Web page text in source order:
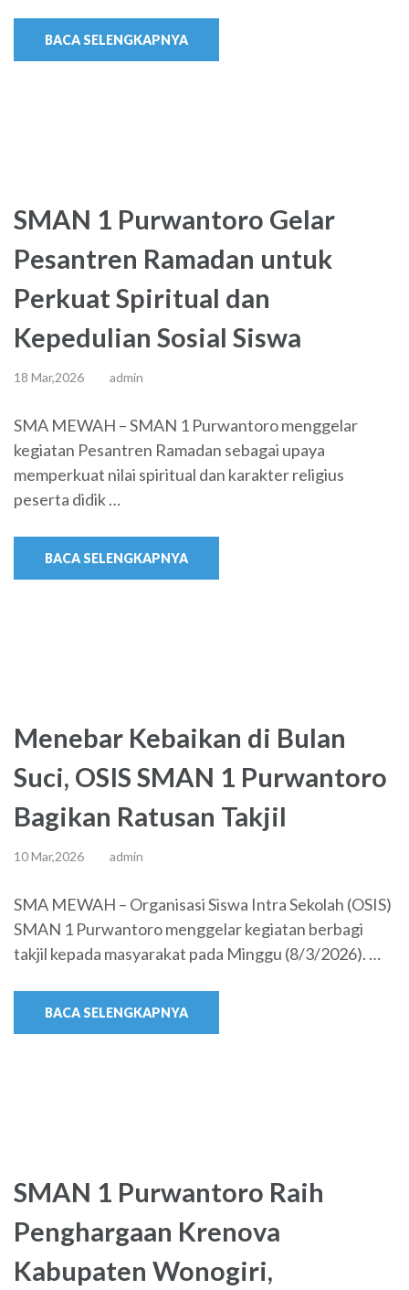
BACA SELENGKAPNYA
SMAN 1 Purwantoro Gelar
Pesantren Ramadan untuk
Perkuat Spiritual dan
Kepedulian Sosial Siswa
18 Mar,2026 admin
SMA MEWAH – SMAN 1 Purwantoro menggelar
kegiatan Pesantren Ramadan sebagai upaya
memperkuat nilai spiritual dan karakter religius
peserta didik …
BACA SELENGKAPNYA
Menebar Kebaikan di Bulan
Suci, OSIS SMAN 1 Purwantoro
Bagikan Ratusan Takjil
10 Mar,2026 admin
SMA MEWAH – Organisasi Siswa Intra Sekolah (OSIS)
SMAN 1 Purwantoro menggelar kegiatan berbagi
takjil kepada masyarakat pada Minggu (8/3/2026). …
BACA SELENGKAPNYA
SMAN 1 Purwantoro Raih
Penghargaan Krenova
Kabupaten Wonogiri,